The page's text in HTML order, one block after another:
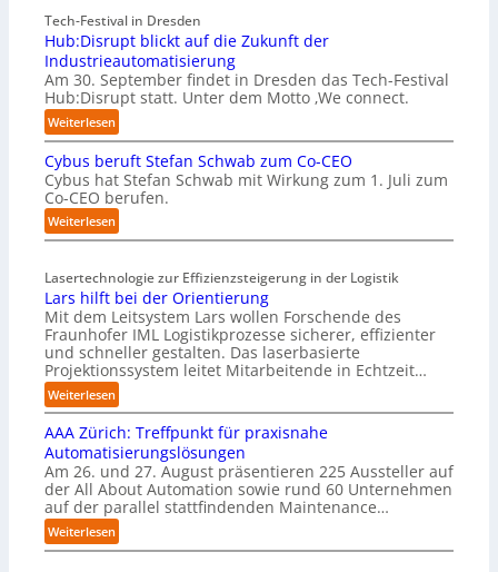
e
n
w
o
l
l
e
R
e
c
h
z
e
n
t
r
e
n
i
n
D
e
u
t
s
c
ä
z
i
s
e
2
D
I
n
s
p
e
t
i
o
n
m
i
t
n
a
t
i
v
e
r
E
Tech-Festival in Dresden
Hub:Disrupt blickt auf die Zukunft der
Industrieautomatisierung
Am 30. September findet in Dresden das Tech-Festival
Hub:Disrupt statt. Unter dem Motto ‚We connect.
Weiterlesen:
H
u
b
:
D
i
u
t
b
l
i
c
k
t
a
u
f
d
i
e
Cybus beruft Stefan Schwab zum Co-CEO
Cybus hat Stefan Schwab mit Wirkung zum 1. Juli zum
Co-CEO berufen.
Weiterlesen:
C
b
u
s
b
e
r
f
t
S
t
e
f
a
n
Lasertechnologie zur Effizienzsteigerung in der Logistik
Lars hilft bei der Orientierung
Mit dem Leitsystem Lars wollen Forschende des
Fraunhofer IML Logistikprozesse sicherer, effizienter
und schneller gestalten. Das laserbasierte
Projektionssystem leitet Mitarbeitende in Echtzeit…
Weiterlesen:
L
a
r
s
h
i
l
f
AAA Zürich: Treffpunkt für praxisnahe
Automatisierungslösungen
Am 26. und 27. August präsentieren 225 Aussteller auf
der All About Automation sowie rund 60 Unternehmen
auf der parallel stattfindenden Maintenance…
Weiterlesen:
A